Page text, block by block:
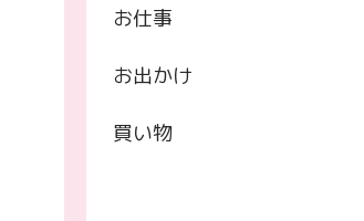
お仕事
お出かけ
買い物